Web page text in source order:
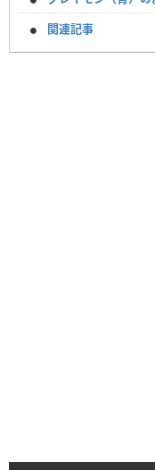
関連記事